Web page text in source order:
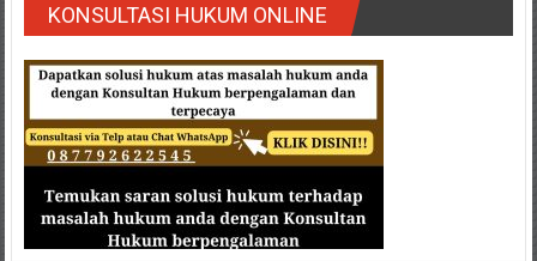
KONSULTASI HUKUM ONLINE